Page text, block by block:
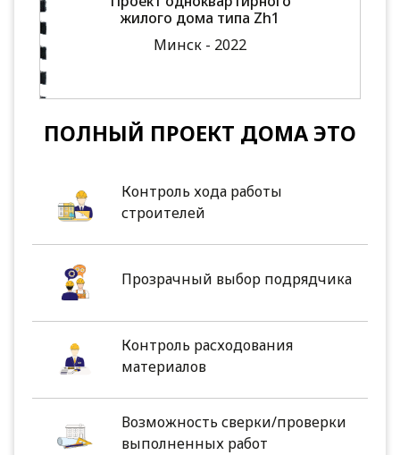
жилого дома типа Zh1
Минск - 2022
ПОЛНЫЙ ПРОЕКТ ДОМА ЭТО
Контроль хода работы
строителей
Прозрачный выбор подрядчика
Контроль расходования
материалов
Возможность сверки/проверки
выполненных работ